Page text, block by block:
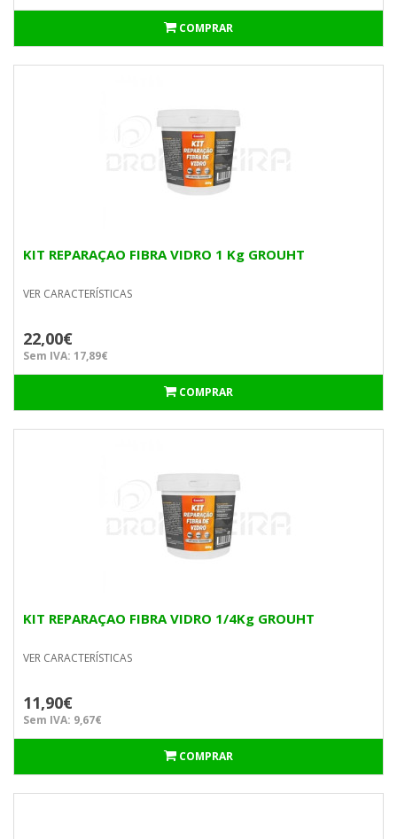
COMPRAR
KIT REPARAÇAO FIBRA VIDRO 1 Kg GROUHT
VER CARACTERÍSTICAS
22,00€
Sem IVA: 17,89€
COMPRAR
KIT REPARAÇAO FIBRA VIDRO 1/4Kg GROUHT
VER CARACTERÍSTICAS
11,90€
Sem IVA: 9,67€
COMPRAR